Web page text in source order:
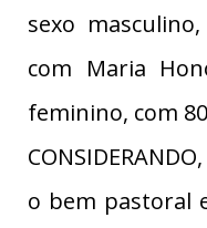
sexo
com Maria
feminino, com
o bem pastoral